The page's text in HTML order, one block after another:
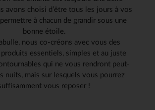
avons choisi d’être tous les jours à vos
à chacun de grandir sous une
bonne étoile.
nous co-créons avec vous des
produits essentiels, simples et au juste
qui ne vous rendront peut-
nuits, mais sur lesquels vous pourrez
vous reposer !